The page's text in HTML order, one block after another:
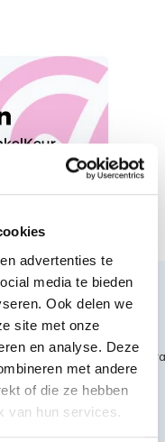
advertenties te
media te bieden
Ook delen we
site met onze
en analyse. Deze
met andere
of die ze hebben
van hun services.
189476/files/451435720/